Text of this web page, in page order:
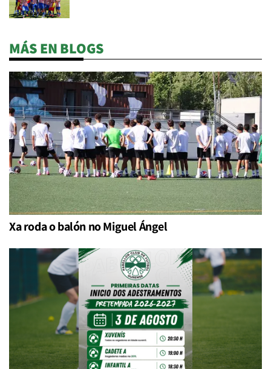
MÁS EN BLOGS
Xa roda o balón no Miguel Ángel